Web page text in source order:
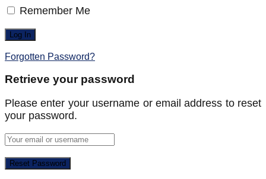
Remember Me
Forgotten Password?
Retrieve your password
Please enter your username or email address to reset
your password.